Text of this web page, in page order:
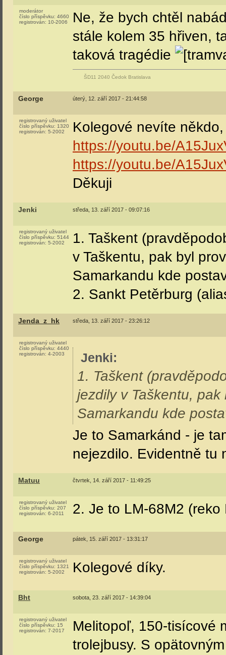
moderátor
číslo příspěvku: 4660
registrován: 10-2006
Ne, že bych chtěl
stále kolem 35 hřiven,
taková tragédie
ŠD11 2040 Čedok Bratislava
George úterý, 12. září 2017 - 21:44:58
registrovaný uživatel
číslo příspěvku: 1320
registrován: 5-2002
Kolegové nevíte
https://youtu.be/
https://youtu.be/
Děkuji
Jenki středa, 13. září 2017 - 09:07:16
registrovaný uživatel
číslo příspěvku: 5144
registrován: 5-2002
1. Taškent
v Taškentu, pak byl
Samarkandu kde
2. Sankt Petěrburg
Jenda_z_hk středa, 13. září 2017 - 23:26:12
registrovaný uživatel
číslo příspěvku: 4440
registrován: 4-2003 Jenki:
1. Taškent
jezdily v Taškentu,
Samarkandu kde
Je to Samarkánd - je
nejezdilo. Evidentně
Matuu čtvrtek, 14. září 2017 - 11:49:25
registrovaný uživatel
číslo příspěvku: 207
registrován: 6-2011 2. Je to LM-68M2
George pátek, 15. září 2017 - 13:31:17
registrovaný uživatel
číslo příspěvku: 1321
registrován: 5-2002 Kolegové díky.
Bht sobota, 23. září 2017 - 14:39:04
registrovaný uživatel
číslo příspěvku: 15
registrován: 7-2017
Melitopoľ, 150-tisícové
trolejbusy. S